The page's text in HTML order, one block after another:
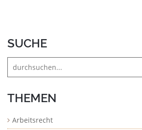
SUCHE
THEMEN
Arbeitsrecht